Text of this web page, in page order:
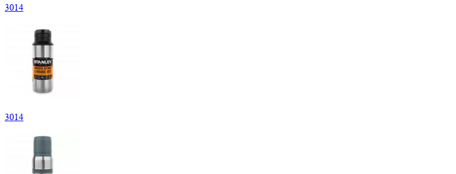
3014
3014